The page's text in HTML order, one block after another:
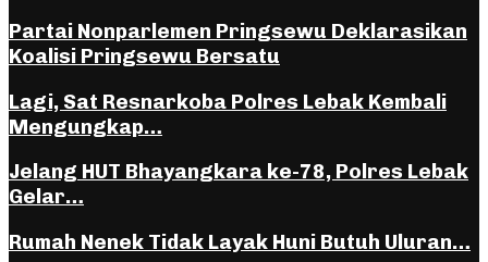
Partai Nonparlemen Pringsewu Deklarasikan
Koalisi Pringsewu Bersatu
Lagi, Sat Resnarkoba Polres Lebak Kembali
Mengungkap…
Jelang HUT Bhayangkara ke-78, Polres Lebak
Gelar…
Rumah Nenek Tidak Layak Huni Butuh Uluran…